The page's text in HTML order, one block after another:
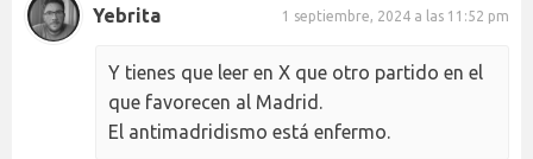
Yebrita 1 septiembre, 2024 a las 11:52 pm
Y tienes que leer en X que otro partido en el
que favorecen al Madrid.
El antimadridismo está enfermo.